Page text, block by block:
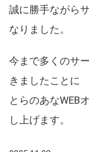
誠に勝手ながら
なりました。
今まで多くのサ
きましたことに
とらのあなWEB
し上げます。